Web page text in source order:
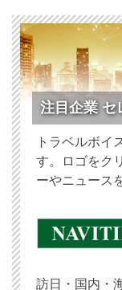
注目企業 セ
トラベルボイ
す。ロゴをク
ーやニュース
訪日・国内・